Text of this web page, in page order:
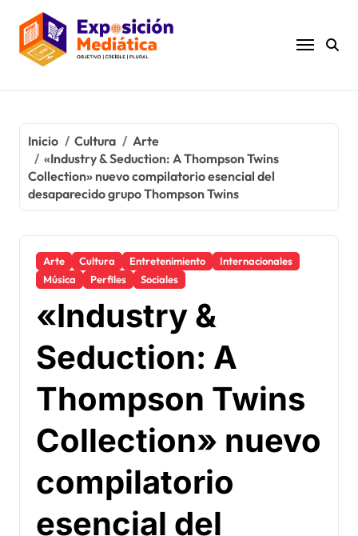
contenido
Inicio Cultura
Arte
«Industry & Seduction: A Thompson Twins
Collection» nuevo compilatorio esencial del
desaparecido grupo Thompson Twins
Arte Cultura Entretenimiento
Internacionales
Música
Perfiles Sociales
«Industry &
Seduction: A
Thompson Twins
Collection» nuevo
compilatorio
esencial del